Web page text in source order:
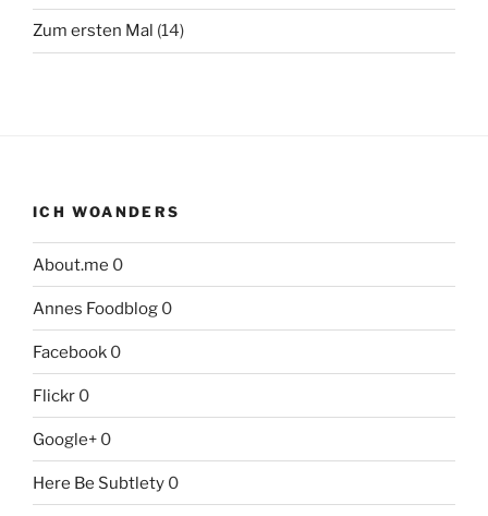
Zum ersten Mal (14)
ICH WOANDERS
About.me 0
Annes Foodblog 0
Facebook 0
Flickr 0
Google+ 0
Here Be Subtlety 0